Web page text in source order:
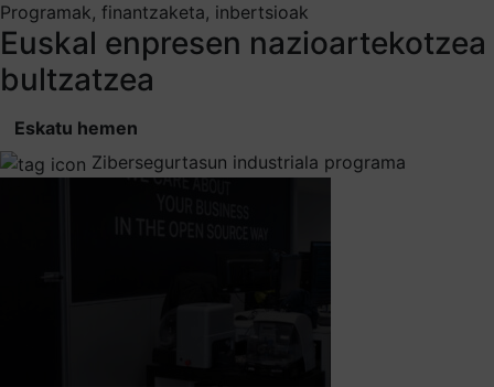
Programak, finantzaketa, inbertsioak
Euskal enpresen nazioartekotzea
bultzatzea
Eskatu hemen
Zibersegurtasun industriala programa